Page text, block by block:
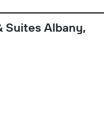
Suites Albany,